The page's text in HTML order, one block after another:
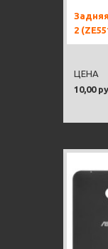
2
10,00
ЦЕНА